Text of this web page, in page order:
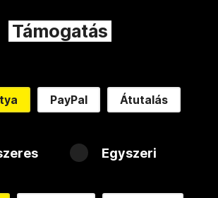
Támogatás
PayPal Átutalás
Egyszeri